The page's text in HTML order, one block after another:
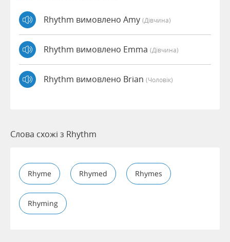
Rhythm вимовлено Amy (дівчина)
Rhythm вимовлено Emma (дівчина)
Rhythm вимовлено Brian (чоловік)
Слова схожі з Rhythm
Rhyme Rhymed Rhymes
Rhyming